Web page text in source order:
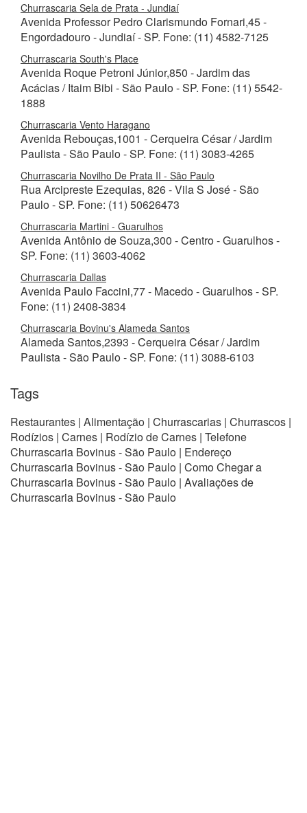
Churrascaria Sela de Prata - Jundiaí
Avenida Professor Pedro Clarismundo Fornari,45 -
Engordadouro - Jundiaí - SP. Fone: (11) 4582-7125
Churrascaria South's Place
Avenida Roque Petroni Júnior,850 - Jardim das
Acácias / Itaim Bibi - São Paulo - SP. Fone: (11) 5542-
1888
Churrascaria Vento Haragano
Avenida Rebouças,1001 - Cerqueira César / Jardim
Paulista - São Paulo - SP. Fone: (11) 3083-4265
Churrascaria Novilho De Prata II - São Paulo
Rua Arcipreste Ezequias, 826 - Vila S José - São
Paulo - SP. Fone: (11) 50626473
Churrascaria Martini - Guarulhos
Avenida Antônio de Souza,300 - Centro - Guarulhos -
SP. Fone: (11) 3603-4062
Churrascaria Dallas
Avenida Paulo Faccini,77 - Macedo - Guarulhos - SP.
Fone: (11) 2408-3834
Churrascaria Bovinu's Alameda Santos
Alameda Santos,2393 - Cerqueira César / Jardim
Paulista - São Paulo - SP. Fone: (11) 3088-6103
Tags
Restaurantes | Alimentação | Churrascarias | Churrascos |
Rodízios | Carnes | Rodízio de Carnes | Telefone
Churrascaria Bovinus - São Paulo | Endereço
Churrascaria Bovinus - São Paulo | Como Chegar a
Churrascaria Bovinus - São Paulo | Avaliações de
Churrascaria Bovinus - São Paulo